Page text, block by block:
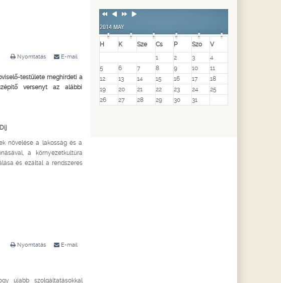
Nyomtatás E-mail
testülete meghirdeti a
versenyt az alábbi
növelése a lakosság és a
a környezetkultúra
és ezáltal a rendszeres
Nyomtatás E-mail
újabb szolgáltatásokkal
Previous
Previous
NextNext
2014 MAY
H K Sze Cs P Szo
V
1
2 3
4
5
6 7 8 9 10
11
12
13 14 15 16 17
18
19
20 21 22 23 24
25
26
27 28 29 30 31